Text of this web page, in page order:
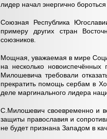
лидер начал энергично
Союзная Республика
примеру других стран
союзников.
Мощная, уважаемая в мире
на несколько
Милошевича требовали
прекратить помощь сербам в
деле маргинального лидера
С.Милошевич своевременно и
защиты православия и
не будет признана Западом в